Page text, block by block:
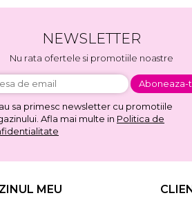
NEWSLETTER
Nu rata ofertele si promotiile noastre
sa primesc newsletter cu promotiile
Afla mai multe in Politica de
MEU